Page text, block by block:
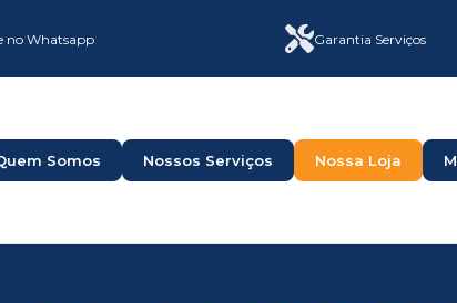
no Whatsapp Garantia Serviços
Somos Nossos Serviços Nossa Loja